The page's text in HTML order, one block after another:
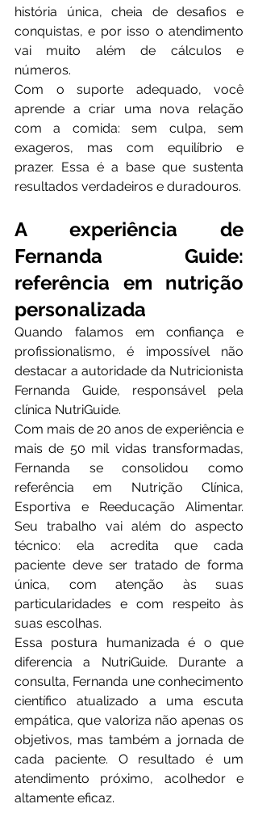
história única, cheia de desafios e
conquistas, e por isso o atendimento
vai muito além de cálculos e
números.
Com o suporte adequado, você
aprende a criar uma nova relação
com a comida: sem culpa, sem
exageros, mas com equilíbrio e
prazer. Essa é a base que sustenta
resultados verdadeiros e duradouros.
A experiência de
Fernanda Guide:
referência em nutrição
personalizada
Quando falamos em confiança e
profissionalismo, é impossível não
destacar a autoridade da Nutricionista
Fernanda Guide, responsável pela
clínica NutriGuide.
Com mais de 20 anos de experiência e
mais de 50 mil vidas transformadas,
Fernanda se consolidou como
referência em Nutrição Clínica,
Esportiva e Reeducação Alimentar.
Seu trabalho vai além do aspecto
técnico: ela acredita que cada
paciente deve ser tratado de forma
única, com atenção às suas
particularidades e com respeito às
suas escolhas.
Essa postura humanizada é o que
diferencia a NutriGuide. Durante a
consulta, Fernanda une conhecimento
científico atualizado a uma escuta
empática, que valoriza não apenas os
objetivos, mas também a jornada de
cada paciente. O resultado é um
atendimento próximo, acolhedor e
altamente eficaz.